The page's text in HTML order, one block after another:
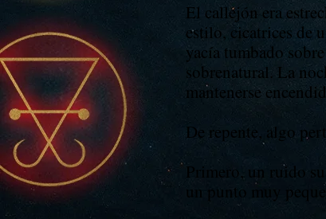
El callejón era
estilo, cicatrices de
yacía tumbado
sobrenatural. La
mantenerse
De repente, algo
Primero, un ruido
un punto muy